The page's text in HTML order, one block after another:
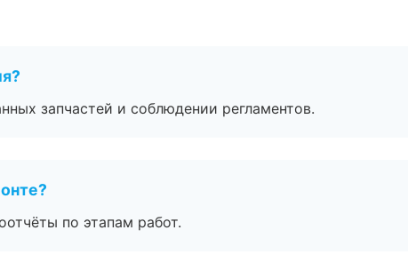
запчастей и соблюдении регламентов.
по этапам работ.